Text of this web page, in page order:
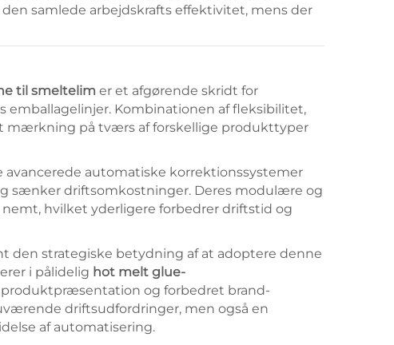
samlede arbejdskrafts effektivitet, mens der
til smeltelim er et afgørende skridt for
emballagelinjer. Kombinationen af fleksibilitet,
mærkning på tværs af forskellige produkttyper
automatiske korrektionssystemer
sænker driftsomkostninger. Deres modulære og
hvilket yderligere forbedrer driftstid og
den strategiske betydning af at adoptere denne
i pålidelig hot melt glue-
og forbedret brand-
driftsudfordringer, men også en
af automatisering.